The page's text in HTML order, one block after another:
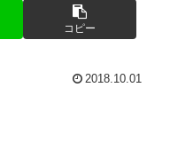
コピー
2018.10.01